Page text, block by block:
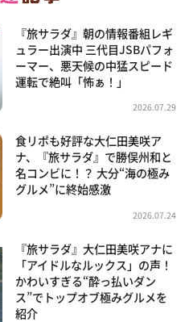
『旅サラダ』朝の情報番組レギ
ュラー出演中 三代目JSBパフォ
ーマー、悪天候の中猛スピード
運転で絶叫「怖ぁ！」
2026.07.29
食リポも好評な大仁田美咲ア
ナ、『旅サラダ』で勝俣州和と
名コンビに！？ 大分“海の極み
グルメ”に終始感激
2026.07.24
『旅サラダ』大仁田美咲アナに
「アイドルなルックス」の声！
かわいすぎる“酔っ払いダン
ス”でトップオブ極みグルメを
紹介